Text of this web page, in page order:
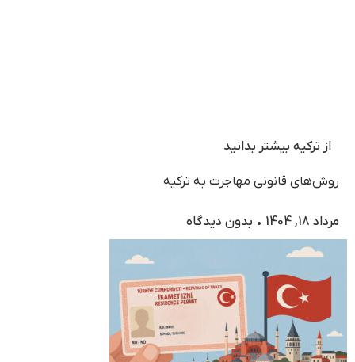
از ترکیه بیشتر بدانید
روش‌های قانونی مهاجرت به ترکیه
مرداد 18, 1404 بدون دیدگاه